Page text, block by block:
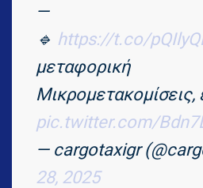
—
🔹 https://t.co/
μεταφορική
Μικρομετακομίσεις,
pic.twitter.com/
— cargotaxigr
28, 2025